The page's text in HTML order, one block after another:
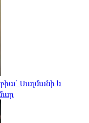
Սալմանի և